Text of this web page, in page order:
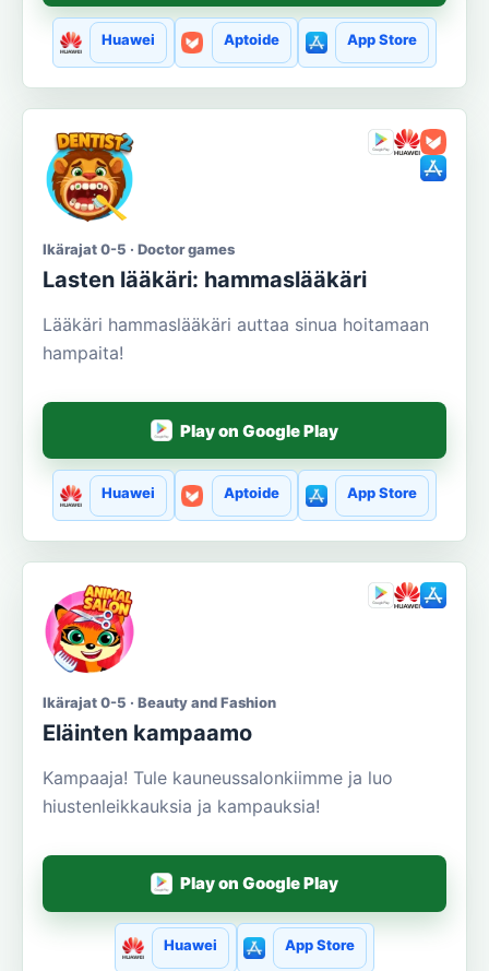
Huawei Aptoide App Store
Ikärajat 0-5 · Doctor games
Lasten lääkäri: hammaslääkäri
Lääkäri hammaslääkäri auttaa sinua hoitamaan
hampaita!
Play on Google Play
Huawei Aptoide App Store
Ikärajat 0-5 · Beauty and Fashion
Eläinten kampaamo
Kampaaja! Tule kauneussalonkiimme ja luo
hiustenleikkauksia ja kampauksia!
Play on Google Play
Huawei App Store